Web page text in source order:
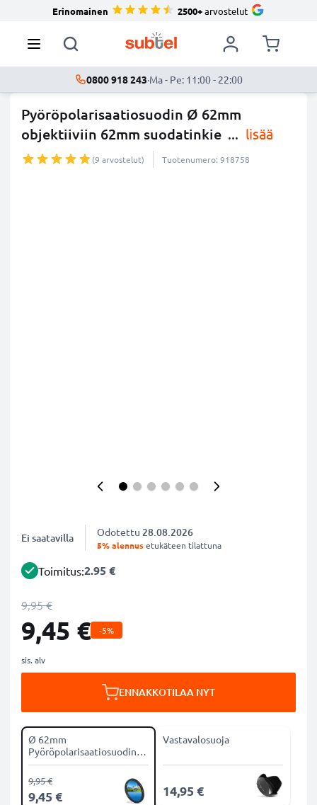
Erinomainen 2500+arvostelut
0800 918 243·Ma - Pe: 11:00 - 22:00
Pyöröpolarisaatiosuodin Ø 62mm
objektiiviin 62mm suodatinkie ... lisää
(9 arvostelut) Tuotenumero: 918758
Ei saatavilla Odotettu 28.08.2026
5% alennusetukäteen tilattuna
Toimitus:2.95 €
9,95 €
9,45 € -5%
sis. alv
ENNAKKOTILAA NYT
Ø 62mm
Pyöröpolarisaatiosuodin
CPL-suodin
9,45 €
9,95 €
Vastavalosuoja
14,95 €